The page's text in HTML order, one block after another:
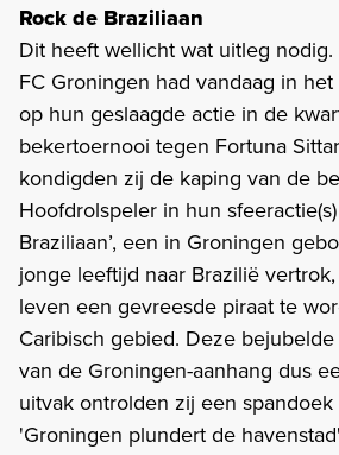
Rock de Braziliaan
Dit heeft wellicht wat uitleg
FC Groningen had vandaag in
op hun geslaagde actie in de
bekertoernooi tegen Fortuna
kondigden zij de kaping van de
Hoofdrolspeler in hun sfeeractie(s)
Braziliaan’, een in Groningen
jonge leeftijd naar Brazilië
leven een gevreesde piraat te
Caribisch gebied. Deze
van de Groningen-aanhang dus
uitvak ontrolden zij een
'Groningen plundert de